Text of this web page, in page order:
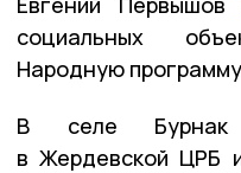
социальных
Народную
В селе Бурнак
в Жердевской ЦРБ